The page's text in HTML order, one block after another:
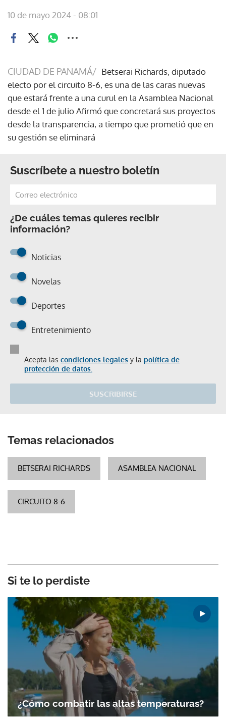
10 de mayo 2024 - 08:01
CIUDAD DE PANAMÁ/ Betserai Richards, diputado
electo por el circuito 8-6, es una de las caras nuevas
que estará frente a una curul en la Asamblea Nacional
desde el 1 de julio Afirmó que concretará sus proyectos
desde la transparencia, a tiempo que prometió que en
su gestión se eliminará
Suscríbete a nuestro boletín
¿De cuáles temas quieres recibir
información?
Noticias
Novelas
Deportes
Entretenimiento
Acepta las condiciones legales y la política de
protección de datos.
SUSCRIBIRSE
Temas relacionados
BETSERAI RICHARDS ASAMBLEA NACIONAL
CIRCUITO 8-6
Si te lo perdiste
¿Cómo combatir las altas temperaturas?